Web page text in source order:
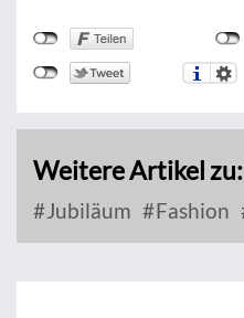
Weitere Artikel zu:
Jubiläum Fashion